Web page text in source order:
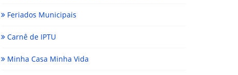
Feriados Municipais
Carnê de IPTU
Minha Casa Minha Vida